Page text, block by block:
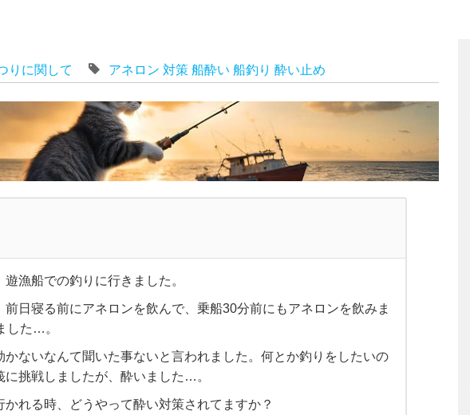
りに関して アネロン 対策 船酔い 船釣り 酔い止め
漁船での釣りに行きました。
日寝る前にアネロンを飲んで、乗船30分前にもアネロンを飲みま
した…。
かないなんて聞いた事ないと言われました。何とか釣りをしたいの
に挑戦しましたが、酔いました…。
れる時、どうやって酔い対策されてますか？